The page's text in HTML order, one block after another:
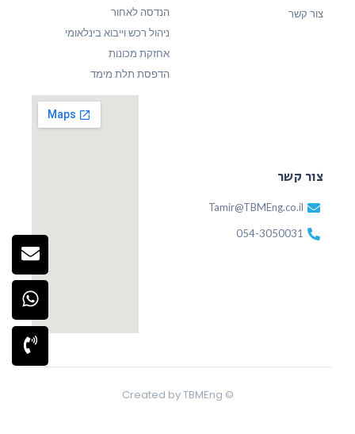
צור קשר
הנדסה לאחור
ניהול רכש וייבוא בינלאומי
אחזקת מכונות
הדפסת תלת מימד
צור קשר
Tamir@TBMEng.co.il
054-3050031
© Created by TBMEng